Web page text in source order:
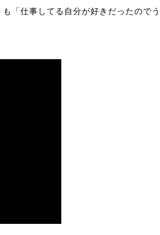
「仕事してる自分が好きだったのでう